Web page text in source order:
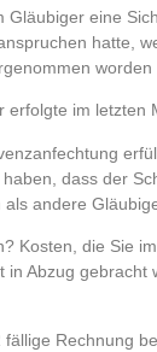
eine
hatte,
worden
im letzten
dass der
andere
Kosten, die Sie
Abzug
Rechnung